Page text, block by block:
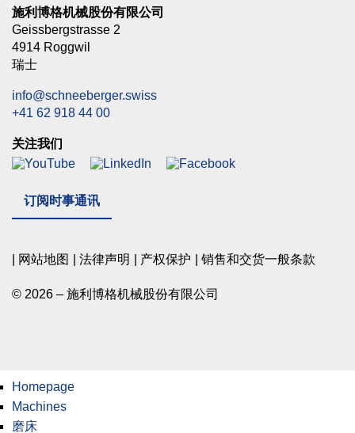
施利博格机械股份有限公司
Geissbergstrasse 2
4914 Roggwil
瑞士
info@schneeberger.swiss
+41 62 918 44 00
关注我们
订阅时事通讯
网站地图 法律声明 产权保护 销售和交货一般条款
© 2026 – 施利博格机械股份有限公司
Homepage
Machines
磨床